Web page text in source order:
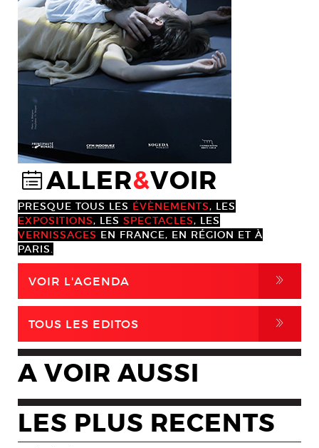
@ALLER&VOIR
PRESQUE TOUS LES ÉVÈNEMENTS, LES
EXPOSITIONS, LES SPECTACLES, LES
VERNISSAGES EN FRANCE, EN RÉGION ET À
PARIS.
VOIR L'AGENDA ,
TOUS LES EDITOS ,
A VOIR AUSSI
LES PLUS RECENTS